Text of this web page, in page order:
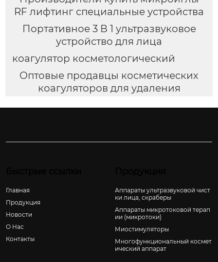
RF лифтинг специальные устройства
Портативное 3 В 1 ультразвуковое
устройство для лица
коагулятор косметологический
Оптовые продавцы косметических
коагуляторов для удаления
Главная
Продукция
Новости
О Hас
Контакты
Аппараты ультразвуковой чист
ки лица, скраберы
Аппараты микротоковой терап
ии (микротоки)
Миостимуляторы
Многофункциональный космет
ический аппарат